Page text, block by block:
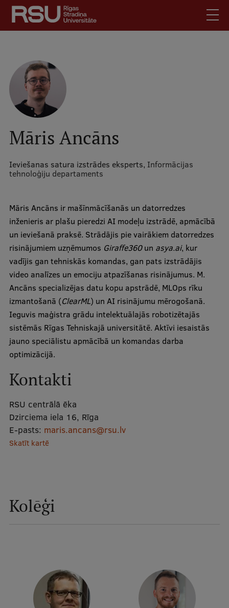
Pārlekt
galveno
saturu
Latviski
Meklēt Mobile
augšējā
izvēlne
Skolēniem
Studentiem
Darbiniekiem
Darba devējiem
Bibliotēka
Vakances
Mobile
galvenā
izvēlne
Studiju iespējas
Pamatstudiju programmas
Maģistra studiju programmas
Doktorantūra
Rezidentūra
Uzņemšana
Praktiska informācija
Par RSU
Studiju norises vietas
Struktūra
Vēsture un tradīcijas
Māris Ancāns
Ieviešanas satura izstrādes eksperts, Informācijas
tehnoloģiju departaments
Māris Ancāns ir mašīnmācīšanās un datorredzes
inženieris ar plašu pieredzi AI modeļu izstrādē, apmācībā
un ieviešanā praksē. Strādājis pie vairākiem datorredzes
risinājumiem uzņēmumos Giraffe360un asya.ai, kur
vadījis gan tehniskās komandas, gan pats izstrādājis
video analīzes un emociju atpazīšanas risinājumus. M.
Ancāns specializējas datu kopu apstrādē, MLOps rīku
izmantošanā (ClearML) un AI risinājumu mērogošanā.
Ieguvis maģistra grādu intelektuālajās robotizētajās
sistēmās Rīgas Tehniskajā universitātē. Aktīvi iesaistās
jauno speciālistu apmācībā un komandas darba
optimizācijā.
Kontakti
RSU centrālā ēka
Dzirciema iela 16, Rīga
E-pasts: maris.ancans@rsu.lv
Skatīt kartē
Kolēģi